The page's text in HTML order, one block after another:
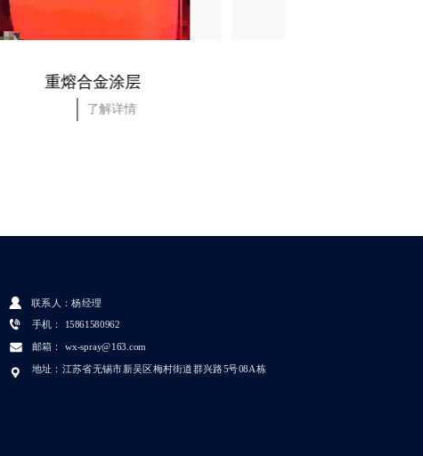
重熔合金涂层
了解详情
手机： 15861580962
邮箱： wx-spray@163.com
地址：江苏省无锡市新吴区梅村街道群兴路5号08A栋
联系人：杨经理